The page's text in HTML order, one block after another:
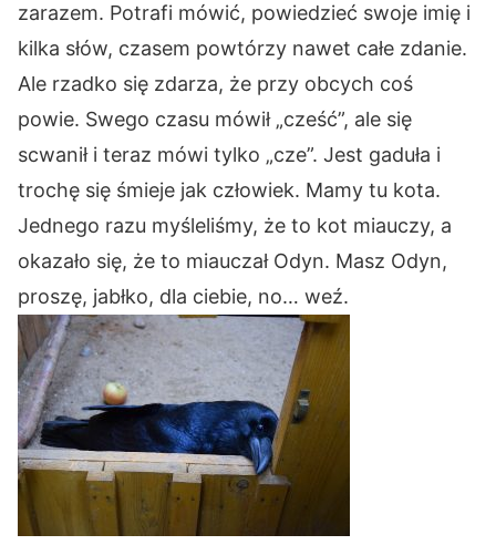
zarazem. Potrafi mówić, powiedzieć swoje imię i
kilka słów, czasem powtórzy nawet całe zdanie.
Ale rzadko się zdarza, że przy obcych coś
powie. Swego czasu mówił „cześć”, ale się
scwanił i teraz mówi tylko „cze”. Jest gaduła i
trochę się śmieje jak człowiek. Mamy tu kota.
Jednego razu myśleliśmy, że to kot miauczy, a
okazało się, że to miauczał Odyn. Masz Odyn,
proszę, jabłko, dla ciebie, no… weź.